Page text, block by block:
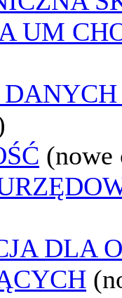
UM
(nowe
DLA